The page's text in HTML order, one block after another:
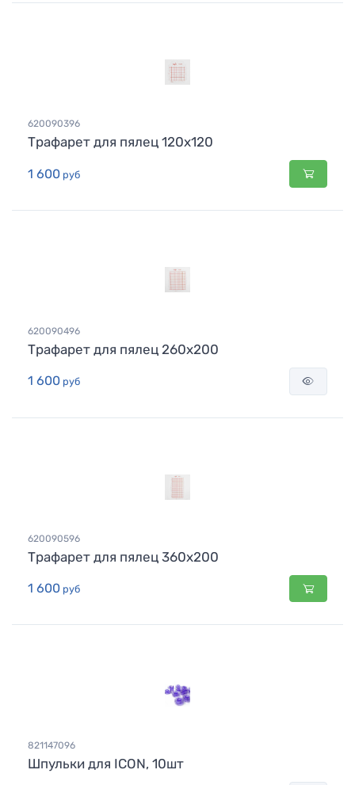
620090396
Трафарет для пялец 120х120
1 600 руб
620090496
Трафарет для пялец 260х200
1 600 руб
620090596
Трафарет для пялец 360х200
1 600 руб
821147096
Шпульки для ICON, 10шт